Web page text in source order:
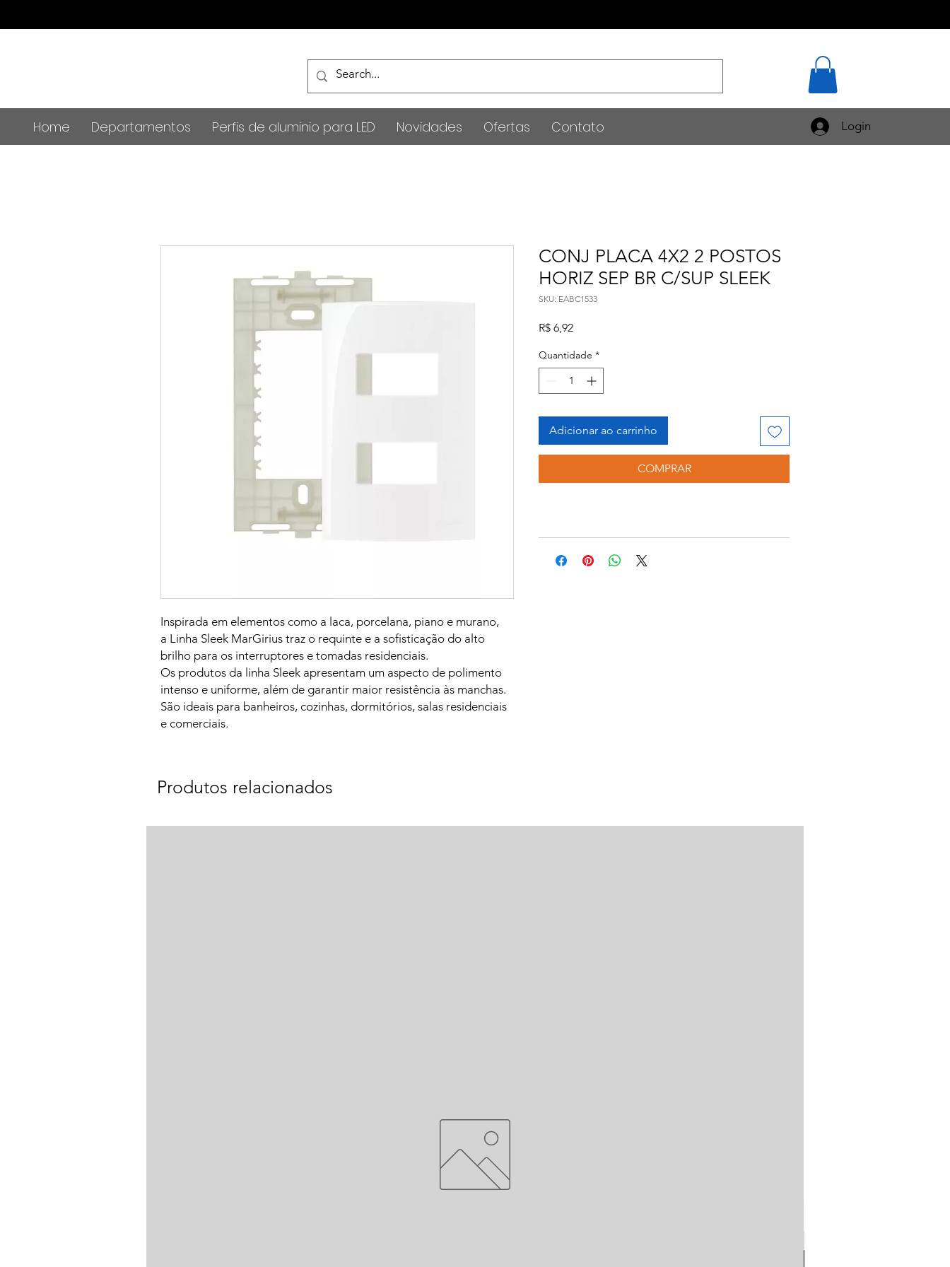
Home Departamentos Perfis de aluminio para LED Novidades Ofertas Contato Login
Inspirada em elementos como a laca, porcelana, piano e murano,
a Linha Sleek MarGirius traz o requinte e a sofisticação do alto
brilho para os interruptores e tomadas residenciais.
Os produtos da linha Sleek apresentam um aspecto de polimento
intenso e uniforme, além de garantir maior resistência às manchas.
São ideais para banheiros, cozinhas, dormitórios, salas residenciais
e comerciais.
CONJ PLACA 4X2 2 POSTOS
HORIZ SEP BR C/SUP SLEEK
SKU: EABC1533
R$ 6,92Preço
Quantidade *
Adicionar ao carrinho
COMPRAR
Produtos relacionados